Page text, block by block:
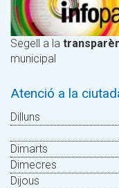
Segell a la
municipal
Atenció a la
Dilluns
Dimarts
Dimecres
Dijous